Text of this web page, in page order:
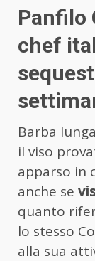
Panfilo
chef
Barba
il viso
apparso in
anche se
quanto
lo stesso
alla sua